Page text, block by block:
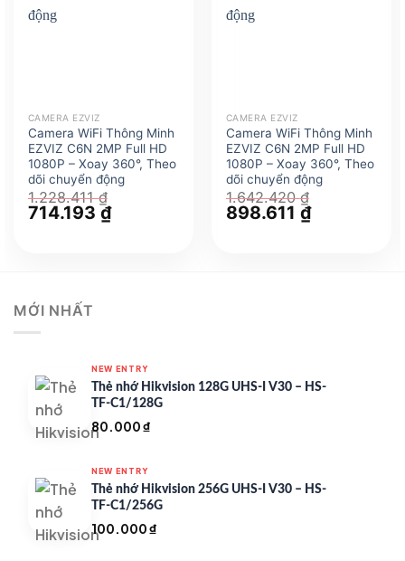
CAMERA EZVIZ
Camera WiFi Thông Minh
EZVIZ C6N 2MP Full HD
1080P – Xoay 360°, Theo
dõi chuyển động
1.228.411₫
Giá
714.193₫Giá
hiện
CAMERA EZVIZ
Camera WiFi Thông Minh
EZVIZ C6N 2MP Full HD
1080P – Xoay 360°, Theo
dõi chuyển động
1.642.420₫
Giá
gốc
898.611 ₫Giá
hiện
MỚI NHẤT
NEW ENTRY
Thẻ nhớ Hikvision 128G UHS-I V30 – HS-
TF-C1/128G
80.000₫
NEW ENTRY
Thẻ nhớ Hikvision 256G UHS-I V30 – HS-
TF-C1/256G
100.000₫